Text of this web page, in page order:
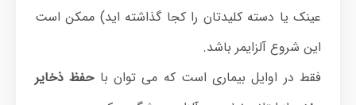
عینک یا دسته کلیدتان را کجا گذاشته اید) ممکن است
این شروع آلزایمر باشد.
فقط در اوایل بیماری است که می توان باحفظ ذخایر